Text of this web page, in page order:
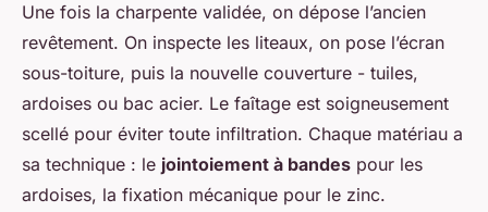
Une fois la charpente validée, on dépose l’ancien
revêtement. On inspecte les liteaux, on pose l’écran
sous-toiture, puis la nouvelle couverture - tuiles,
ardoises ou bac acier. Le faîtage est soigneusement
scellé pour éviter toute infiltration. Chaque matériau a
sa technique : le jointoiement à bandes pour les
ardoises, la fixation mécanique pour le zinc.